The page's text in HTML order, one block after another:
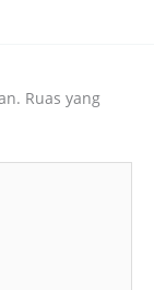
Ruas yang